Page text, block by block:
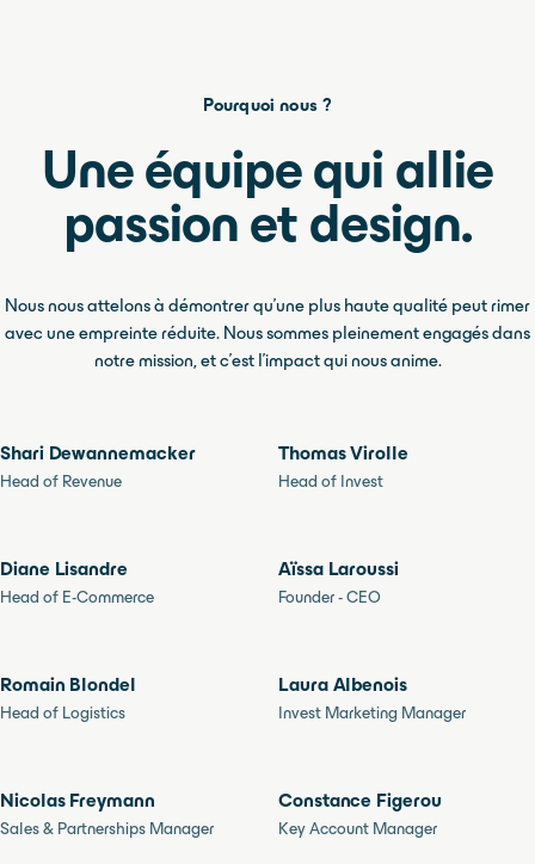
Pourquoi nous ?
Une équipe qui allie
passion et design.
Nous nous attelons à démontrer qu'une plus haute qualité peut rimer
avec une empreinte réduite. Nous sommes pleinement engagés dans
notre mission, et c'est l'impact qui nous anime.
Shari Dewannemacker
Head of Revenue
Thomas Virolle
Head of Invest
Diane Lisandre
Head of E-Commerce
Aïssa Laroussi
Founder - CEO
Romain Blondel
Head of Logistics
Laura Albenois
Invest Marketing Manager
Nicolas Freymann
Sales & Partnerships Manager
Constance Figerou
Key Account Manager